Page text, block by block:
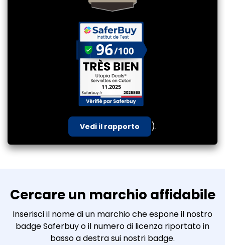
Vedi il rapporto ).
Cercare un marchio affidabile
Inserisci il nome di un marchio che espone il nostro
badge Saferbuy o il numero di licenza riportato in
basso a destra sui nostri badge.